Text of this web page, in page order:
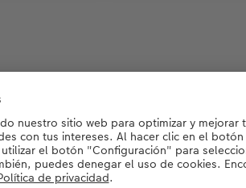
para tu
óptima, mayor
original día a día